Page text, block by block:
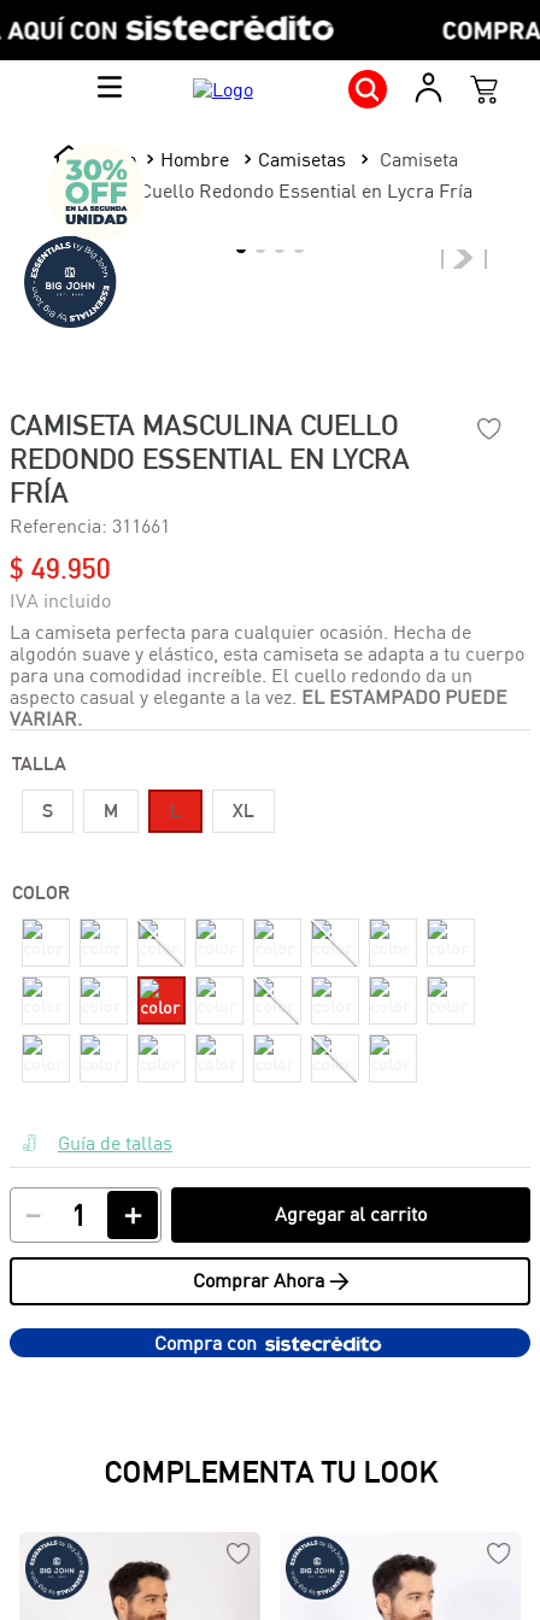
Hombre Camisetas
Camiseta
Masculina Cuello Redondo Essential en Lycra Fría
CAMISETA MASCULINA CUELLO
REDONDO ESSENTIAL EN LYCRA
FRÍA
Referencia: 311661
$ 49 950
La camiseta perfecta para cualquier ocasión. Hecha de
algodón suave y elástico, esta camiseta se adapta a tu cuerpo
para una comodidad increíble. El cuello redondo da un
aspecto casual y elegante a la vez. EL ESTAMPADO PUEDE
VARIAR.
TALLA
S M L XL
COLOR
Guía de tallas
＋
－ Agregar al carrito
Comprar Ahora >
Compra con
$ 79 950